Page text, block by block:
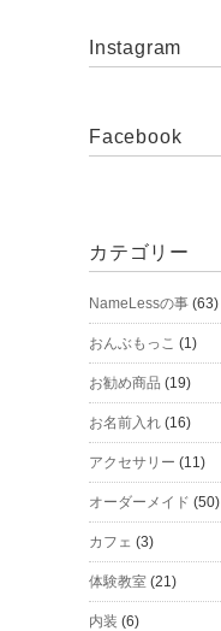
Instagram
Facebook
カテゴリー
NameLessの事 (63)
おんぶもっこ (1)
お勧め商品 (19)
お名前入れ (16)
アクセサリー (11)
オーダーメイド (50)
カフェ (3)
体験教室 (21)
内装 (6)